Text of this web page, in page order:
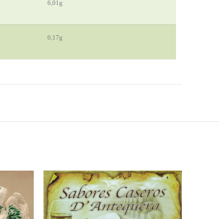
6,01g
0,17g